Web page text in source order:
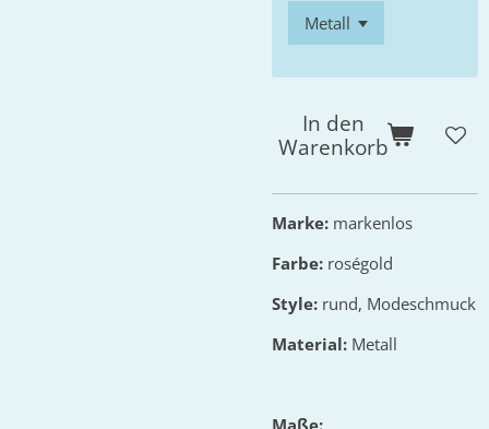
In den
Warenkorb
Marke: markenlos
Farbe: roségold
Style: rund, Modeschmuck
Material: Metall